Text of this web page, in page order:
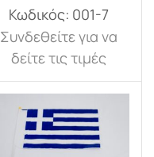
Κωδικός: 001-7
Συνδεθείτε για να
δείτε τις τιμές